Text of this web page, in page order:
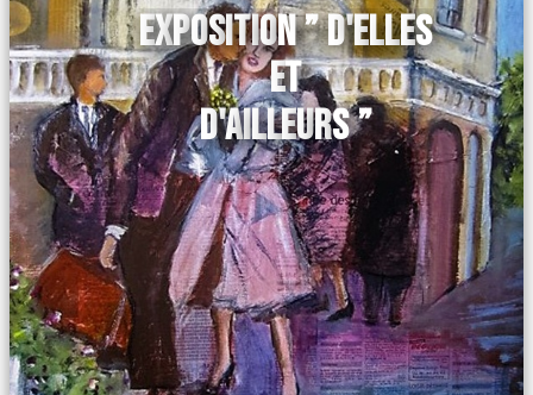
EXPOSITION ” D'ELLES
ET
D'AILLEURS ”